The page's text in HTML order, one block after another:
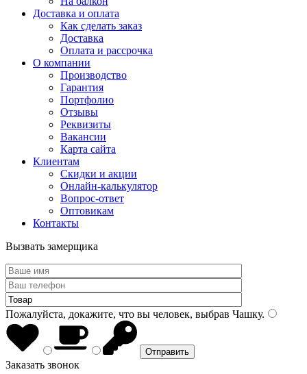
Доставка и оплата
Как сделать заказ
Доставка
Оплата и рассрочка
О компании
Производство
Гарантия
Портфолио
Отзывы
Реквизиты
Вакансии
Карта сайта
Клиентам
Скидки и акции
Онлайн-калькулятор
Вопрос-ответ
Оптовикам
Контакты
Вызвать замерщика
Пожалуйста, докажите, что вы человек, выбрав Чашку.
Заказать звонок